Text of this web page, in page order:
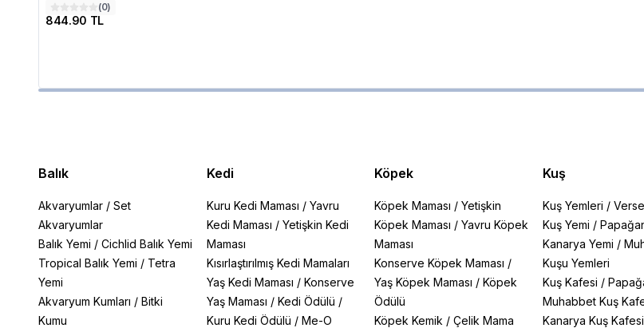
(0)
844.90 TL
Balık
Akvaryumlar / Set
Akvaryumlar
Balık Yemi / Cichlid Balık Yemi
Tropical Balık Yemi / Tetra
Yemi
Akvaryum Kumları / Bitki
Kumu
Kedi
Kuru Kedi Maması / Yavru
Kedi Maması / Yetişkin Kedi
Maması
Kısırlaştırılmış Kedi Mamaları
Yaş Kedi Maması / Konserve
Yaş Maması / Kedi Ödülü /
Kuru Kedi Ödülü / Me-O
Köpek
Köpek Maması /Yetişkin
Köpek Maması /Yavru Köpek
Maması
Konserve Köpek Maması /
Yaş Köpek Maması /Köpek
Ödülü
Köpek Kemik /Çelik Mama
Kuş
Kuş Yemleri /
Kuş Yemi /
Kanarya Yemi /
Kuşu Yemleri
Kuş Kafesi /
Muhabbet Kuş
Kanarya Kuş Kafesi